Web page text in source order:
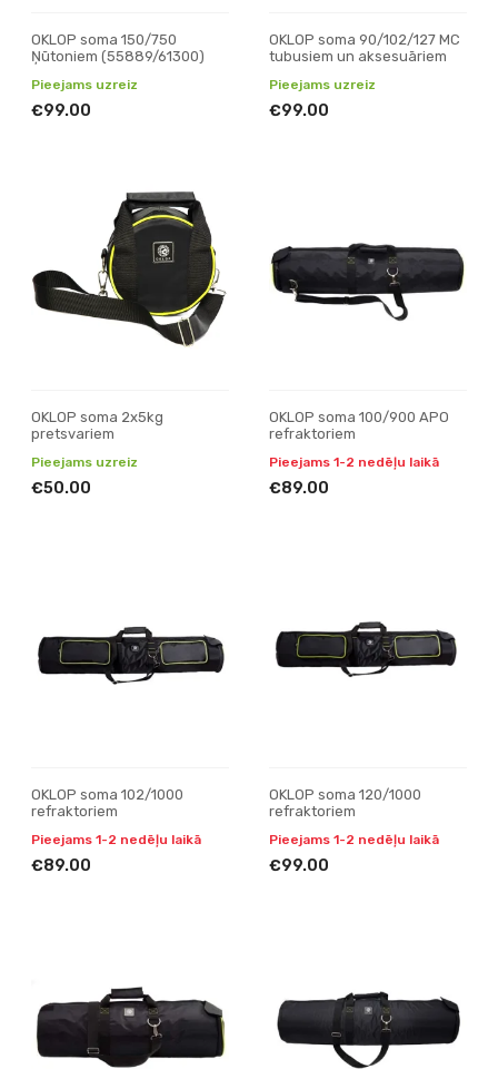
OKLOP soma 150/750
Ņūtoniem (55889/61300)
Pieejams uzreiz
€99.00
OKLOP soma 90/102/127 MC
tubusiem un aksesuāriem
Pieejams uzreiz
€99.00
OKLOP soma 2x5kg
pretsvariem
Pieejams uzreiz
€50.00
OKLOP soma 100/900 APO
refraktoriem
Pieejams 1-2 nedēļu laikā
€89.00
OKLOP soma 102/1000
refraktoriem
Pieejams 1-2 nedēļu laikā
€89.00
OKLOP soma 120/1000
refraktoriem
Pieejams 1-2 nedēļu laikā
€99.00